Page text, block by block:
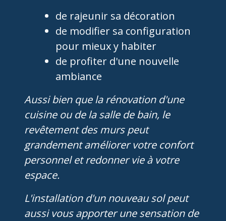
de rajeunir sa décoration
de modifier sa configuration
pour mieux y habiter
de profiter d'une nouvelle
ambiance
Aussi bien que la rénovation d'une
cuisine ou de la salle de bain, le
revêtement des murs peut
grandement améliorer votre confort
personnel et redonner vie à votre
espace.
L'installation d'un nouveau sol peut
aussi vous apporter une sensation de